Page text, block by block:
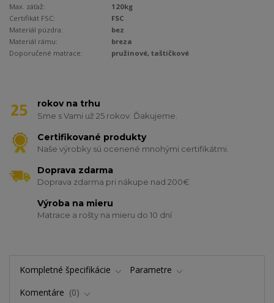
Max. záťaž:
120kg
Certifikát FSC:
FSC
Materiál púzdra:
bez
Materiál rámu:
breza
Doporučené matrace:
pružinové, taštičkové
rokov na trhu
Sme s Vami už 25 rokov. Ďakujeme.
Certifikované produkty
Naše výrobky sú ocenené mnohými certifikátmi.
Doprava zdarma
Doprava zdarma pri nákupe nad 200€
Výroba na mieru
Matrace a rošty na mieru do 10 dní
Kompletné špecifikácie
Parametre
Komentáre
0